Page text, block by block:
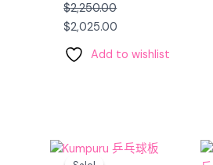
$2,250.00
$2,025.00
Add to wishlist
Original Current